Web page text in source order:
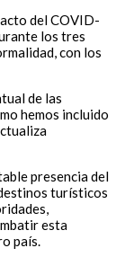
del COVID-
los tres
con los
de las
hemos incluido
presencia del
turísticos
esta
país.